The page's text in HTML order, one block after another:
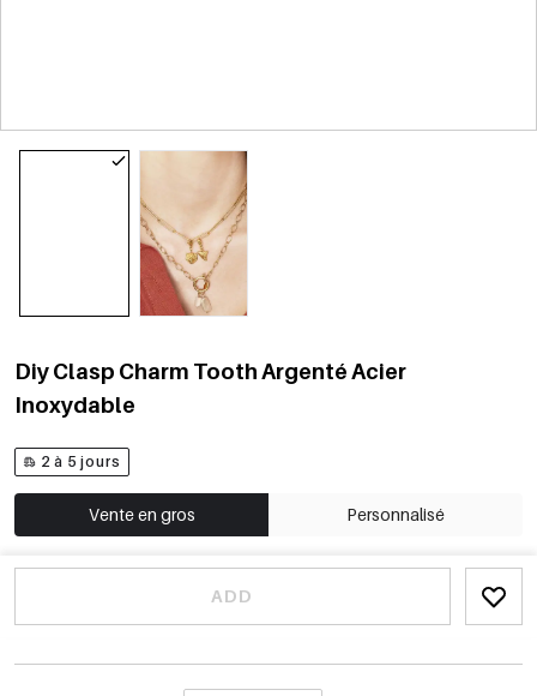
Diy Clasp Charm Tooth Argenté Acier
Inoxydable
2 à 5 jours
Vente en gros Personnalisé
ADD